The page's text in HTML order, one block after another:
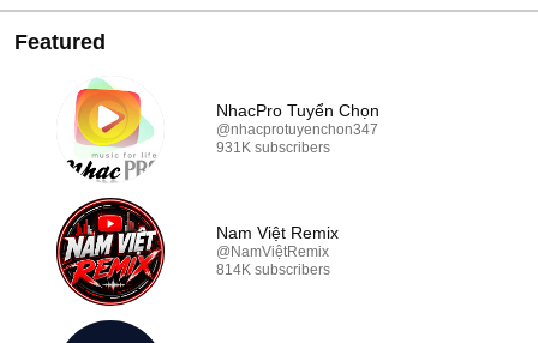
Featured
NhacPro Tuyển Chọn
@nhacprotuyenchon347
931K subscribers
Nam Việt Remix
@NamViệtRemix
814K subscribers